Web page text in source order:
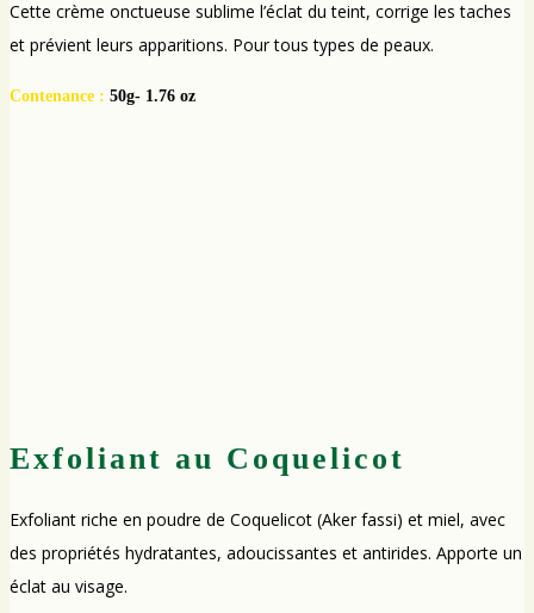
Cette crème onctueuse sublime l’éclat du teint, corrige les taches
et prévient leurs apparitions. Pour tous types de peaux.
Contenance : 50g- 1.76 oz
Exfoliant au Coquelicot
Exfoliant riche en poudre de Coquelicot (Aker fassi) et miel, avec
des propriétés hydratantes, adoucissantes et antirides. Apporte un
éclat au visage.